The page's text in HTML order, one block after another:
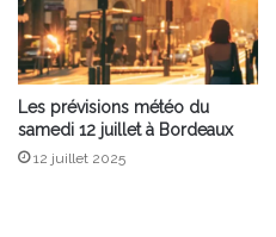
Les prévisions météo du
samedi 12 juillet à Bordeaux
12 juillet 2025